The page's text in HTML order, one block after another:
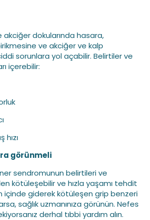
akciğer dokularında hasara,
ve akciğer ve kalp
sorunlara yol açabilir. Belirtiler ve
içerebilir:
hızı
görünmeli
sendromunun belirtileri ve
kötüleşebilir ve hızla yaşamı tehdit
içinde giderek kötüleşen grip benzeri
sağlık uzmanınıza görünün. Nefes
derhal tıbbi yardım alın.